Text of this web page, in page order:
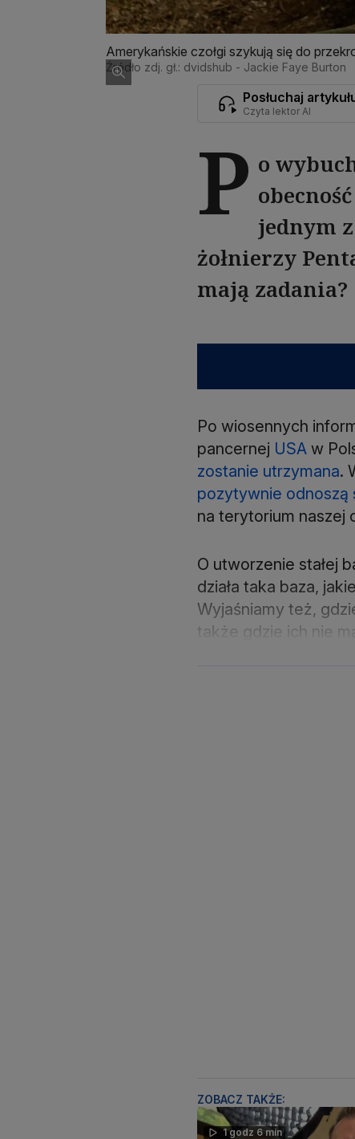
Amerykańskie czołgi szykują się do
Źródło zdj. gł.: dvidshub - Jackie Faye Burton
Posłuchaj
Czyta lektor AI
P o
jednym
żołnierzy
mają zadania?
Po wiosennych
pancernej USA w
zostanie utrzymana.
pozytywnie odnoszą
na terytorium naszej
O utworzenie stałej
działa taka baza,
Wyjaśniamy też,
także gdzie ich nie
ZOBACZ TAKŻE:
1 godz 6 min